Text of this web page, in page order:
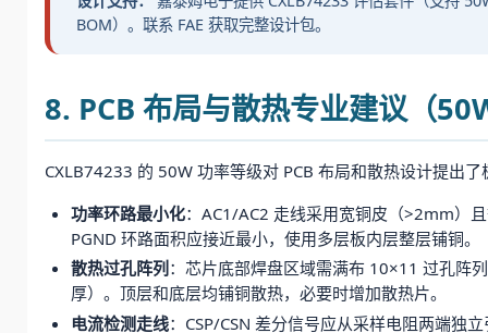
BOM）。联系 FAE 获取完整设计包。
8. PCB 布局与散热专业建议（
CXLB74233 的 50W 功率等级对 PCB 布局和散热设计提出
功率环路最小化：AC1/AC2 走线采用宽铜皮（>2mm）
PGND 环路面积应接近最小，使用多层板内层整层铺铜。
散热过孔阵列 ：芯片底部焊盘区域需满布 10×11 过孔阵
厚）。顶层和底层均铺铜散热，必要时增加散热片。
电流检测走线：CSP/CSN 差分信号应从采样电阻两端独